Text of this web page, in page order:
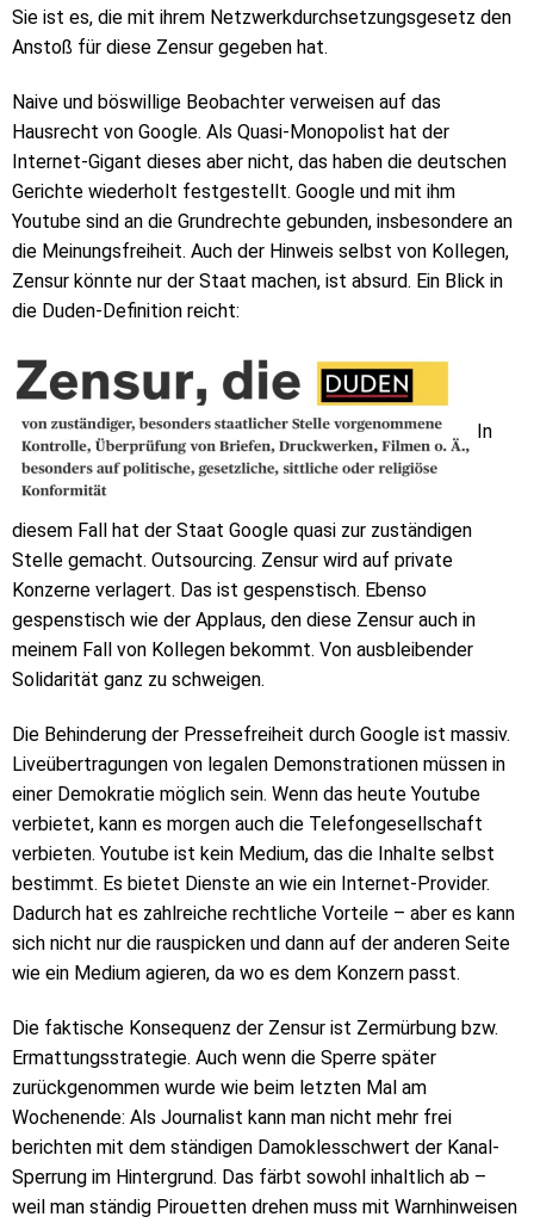
Sie ist es, die mit ihrem Netzwerkdurchsetzungsgesetz den
Anstoß für diese Zensur gegeben hat.
Naive und böswillige Beobachter verweisen auf das
Hausrecht von Google. Als Quasi-Monopolist hat der
Internet-Gigant dieses aber nicht, das haben die deutschen
Gerichte wiederholt festgestellt. Google und mit ihm
Youtube sind an die Grundrechte gebunden, insbesondere an
die Meinungsfreiheit. Auch der Hinweis selbst von Kollegen,
Zensur könnte nur der Staat machen, ist absurd. Ein Blick in
die Duden-Definition reicht:
In
diesem Fall hat der Staat Google quasi zur zuständigen
Stelle gemacht. Outsourcing. Zensur wird auf private
Konzerne verlagert. Das ist gespenstisch. Ebenso
gespenstisch wie der Applaus, den diese Zensur auch in
meinem Fall von Kollegen bekommt. Von ausbleibender
Solidarität ganz zu schweigen.
Die Behinderung der Pressefreiheit durch Google ist massiv.
Liveübertragungen von legalen Demonstrationen müssen in
einer Demokratie möglich sein. Wenn das heute Youtube
verbietet, kann es morgen auch die Telefongesellschaft
verbieten. Youtube ist kein Medium, das die Inhalte selbst
bestimmt. Es bietet Dienste an wie ein Internet-Provider.
Dadurch hat es zahlreiche rechtliche Vorteile – aber es kann
sich nicht nur die rauspicken und dann auf der anderen Seite
wie ein Medium agieren, da wo es dem Konzern passt.
Die faktische Konsequenz der Zensur ist Zermürbung bzw.
Ermattungsstrategie. Auch wenn die Sperre später
zurückgenommen wurde wie beim letzten Mal am
Wochenende: Als Journalist kann man nicht mehr frei
berichten mit dem ständigen Damoklesschwert der Kanal-
Sperrung im Hintergrund. Das färbt sowohl inhaltlich ab –
weil man ständig Pirouetten drehen muss mit Warnhinweisen